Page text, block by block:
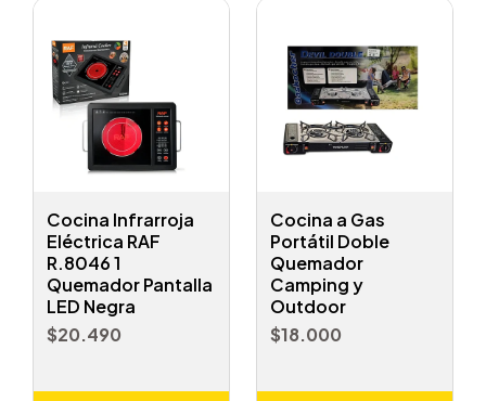
Cocina Infrarroja
Eléctrica RAF
R.8046 1
Quemador Pantalla
LED Negra
$20.490
Cocina a Gas
Portátil Doble
Quemador
Camping y
Outdoor
$18.000